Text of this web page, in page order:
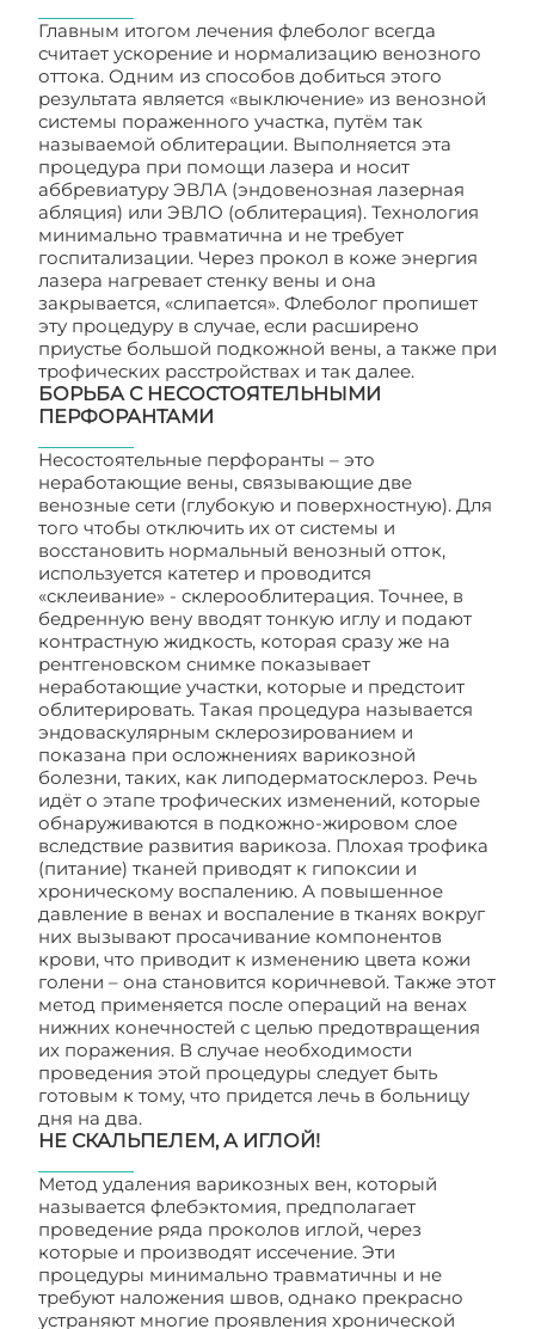
Главным итогом лечения флеболог всегда
считает ускорение и нормализацию венозного
оттока. Одним из способов добиться этого
результата является «выключение» из венозной
системы пораженного участка, путём так
называемой облитерации. Выполняется эта
процедура при помощи лазера и носит
аббревиатуру ЭВЛА (эндовенозная лазерная
абляция) или ЭВЛО (облитерация). Технология
минимально травматична и не требует
госпитализации. Через прокол в коже энергия
лазера нагревает стенку вены и она
закрывается, «слипается». Флеболог пропишет
эту процедуру в случае, если расширено
приустье большой подкожной вены, а также при
трофических расстройствах и так далее.
БОРЬБА С НЕСОСТОЯТЕЛЬНЫМИ
ПЕРФОРАНТАМИ
Несостоятельные перфоранты – это
неработающие вены, связывающие две
венозные сети (глубокую и поверхностную). Для
того чтобы отключить их от системы и
восстановить нормальный венозный отток,
используется катетер и проводится
«склеивание» - склерооблитерация. Точнее, в
бедренную вену вводят тонкую иглу и подают
контрастную жидкость, которая сразу же на
рентгеновском снимке показывает
неработающие участки, которые и предстоит
облитерировать. Такая процедура называется
эндоваскулярным склерозированием и
показана при осложнениях варикозной
болезни, таких, как липодерматосклероз. Речь
идёт о этапе трофических изменений, которые
обнаруживаются в подкожно-жировом слое
вследствие развития варикоза. Плохая трофика
(питание) тканей приводят к гипоксии и
хроническому воспалению. А повышенное
давление в венах и воспаление в тканях вокруг
них вызывают просачивание компонентов
крови, что приводит к изменению цвета кожи
голени – она становится коричневой. Также этот
метод применяется после операций на венах
нижних конечностей с целью предотвращения
их поражения. В случае необходимости
проведения этой процедуры следует быть
готовым к тому, что придется лечь в больницу
дня на два.
НЕ СКАЛЬПЕЛЕМ, А ИГЛОЙ!
Метод удаления варикозных вен, который
называется флебэктомия, предполагает
проведение ряда проколов иглой, через
которые и производят иссечение. Эти
процедуры минимально травматичны и не
требуют наложения швов, однако прекрасно
устраняют многие проявления хронической